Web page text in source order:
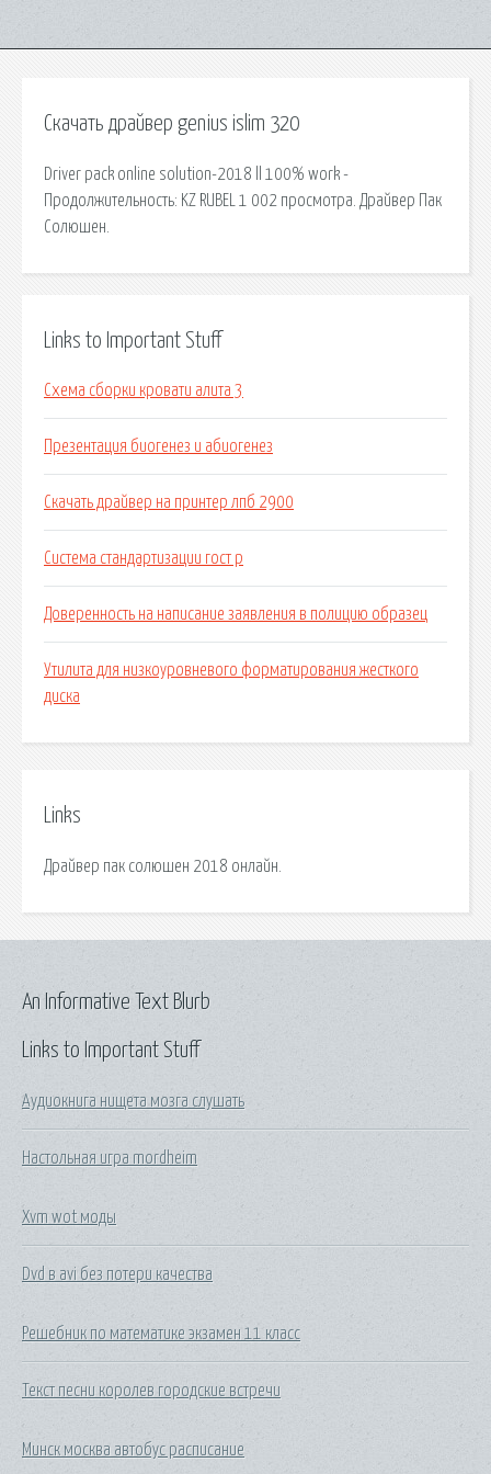
Скачать драйвер genius islim 320
Driver pack online solution-2018 ll 100% work -
Продолжительность: KZ RUBEL 1 002 просмотра. Драйвер Пак
Солюшен.
Links to Important Stuff
Схема сборки кровати алита 3
Презентация биогенез и абиогенез
Скачать драйвер на принтер лпб 2900
Система стандартизации гост р
Доверенность на написание заявления в полицию образец
Утилита для низкоуровневого форматирования жесткого
диска
Links
Драйвер пак солюшен 2018 онлайн.
Links to Important Stuff
Аудиокнига нищета мозга слушать
Настольная игра mordheim
Xvm wot моды
Dvd в avi без потери качества
Решебник по математике экзамен 11 класс
Текст песни королев городские встречи
Минск москва автобус расписание
An Informative Text Blurb